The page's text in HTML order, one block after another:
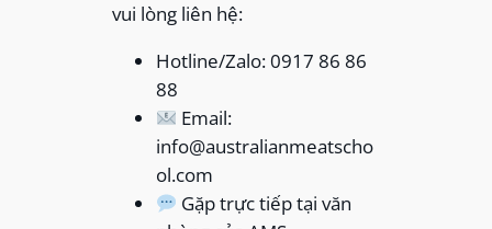
vui lòng liên hệ:
Hotline/Zalo: 0917 86 86
88
Email:
info@australianmeatscho
ol.com
Gặp trực tiếp tại văn